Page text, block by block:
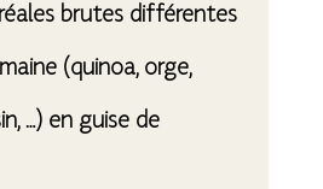
brutes différentes
(quinoa, orge,
…) en guise de